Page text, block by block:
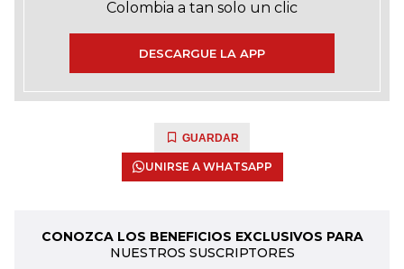
Colombia a tan solo un clic
DESCARGUE LA APP
GUARDAR
UNIRSE A WHATSAPP
CONOZCA LOS BENEFICIOS EXCLUSIVOS PARA
NUESTROS SUSCRIPTORES